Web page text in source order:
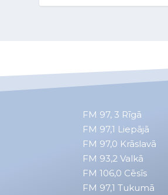
FM 97, 3 Rīgā
FM 97,1 Liepājā
FM 97,0 Krāslavā
FM 93,2 Valkā
FM 106,0 Cēsīs
FM 97,1 Tukumā